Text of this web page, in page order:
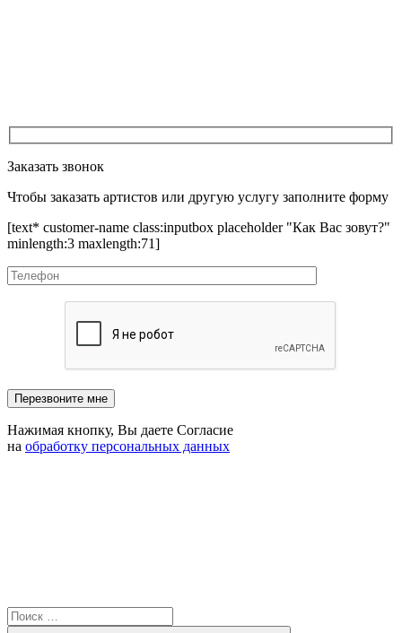
Заказать звонок
Чтобы заказать артистов или другую услугу заполните форму
[text* customer-name class:inputbox placeholder "Как Вас зовут?"
minlength:3 maxlength:71]
Нажимая кнопку, Вы даете Согласие
на обработку персональных данных